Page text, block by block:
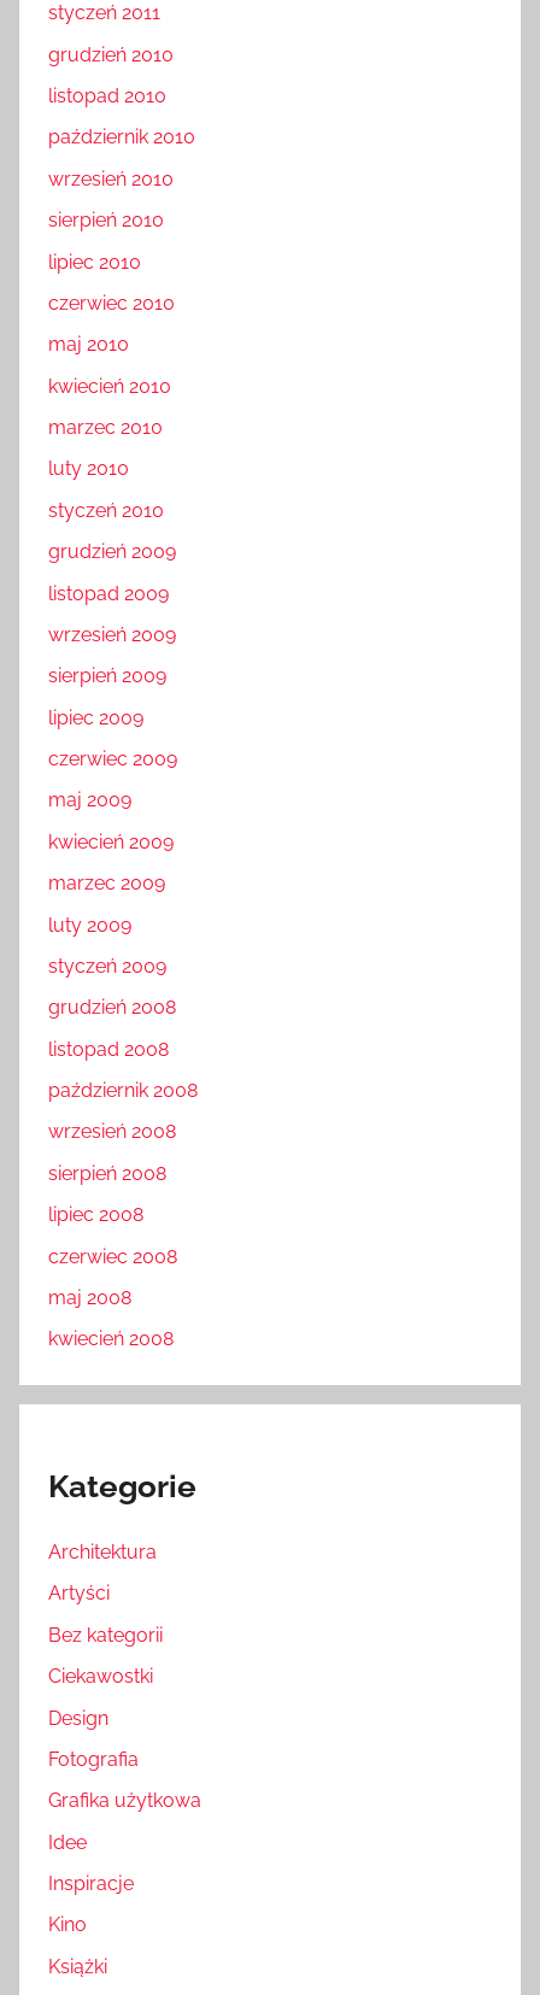
styczeń 2011
grudzień 2010
listopad 2010
październik 2010
wrzesień 2010
sierpień 2010
lipiec 2010
czerwiec 2010
maj 2010
kwiecień 2010
marzec 2010
luty 2010
styczeń 2010
grudzień 2009
listopad 2009
wrzesień 2009
sierpień 2009
lipiec 2009
czerwiec 2009
maj 2009
kwiecień 2009
marzec 2009
luty 2009
styczeń 2009
grudzień 2008
listopad 2008
październik 2008
wrzesień 2008
sierpień 2008
lipiec 2008
czerwiec 2008
maj 2008
kwiecień 2008
Kategorie
Architektura
Artyści
Bez kategorii
Ciekawostki
Design
Fotografia
Grafika użytkowa
Idee
Inspiracje
Kino
Książki